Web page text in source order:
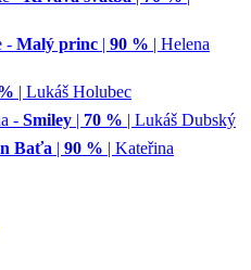
- Malý princ | 90 % | Helena
| Lukáš Holubec
- Smiley | 70 % | Lukáš Dubský
Baťa | 90 % | Kateřina